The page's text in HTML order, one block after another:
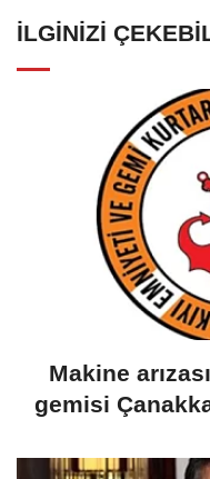
İLGINIZI
Makine
gemisi